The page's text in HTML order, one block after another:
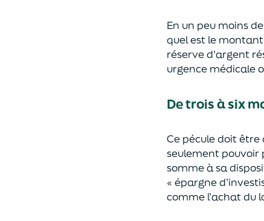
En un peu moins
quel est le montant
réserve d’argent
urgence médicale
De trois à six
Ce pécule doit
seulement pouvoir
somme à sa
« épargne
comme l’achat du